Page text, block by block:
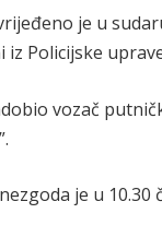
je u
iz Policijske
vozač
je u